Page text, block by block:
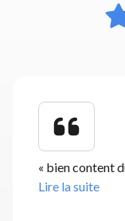
« bien content
Lire la suite